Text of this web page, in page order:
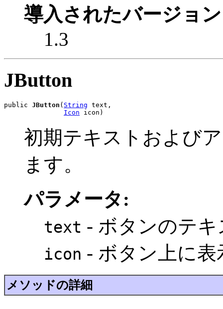
導入されたバージョ
1.3
JButton
public JButton ( String text,
Icon icon)
初期テキストおよび
ます。
パラメータ:
text - ボタンのテキ
icon - ボタン上に
メソッドの詳細